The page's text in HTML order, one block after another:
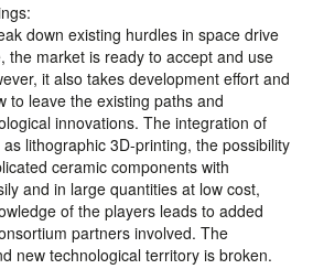
down existing hurdles in space drive
the market is ready to accept and use
it also takes development effort and
to leave the existing paths and
innovations. The integration of
lithographic 3D-printing, the possibility
ceramic components with
and in large quantities at low cost,
of the players leads to added
partners involved. The
new technological territory is broken.